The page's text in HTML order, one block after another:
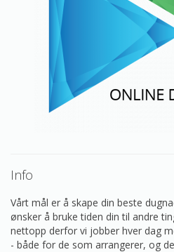
Info
Vårt mål er å skape din beste
ønsker å bruke tiden din til andre
nettopp derfor vi jobber hver dag
- både for de som arrangerer, og